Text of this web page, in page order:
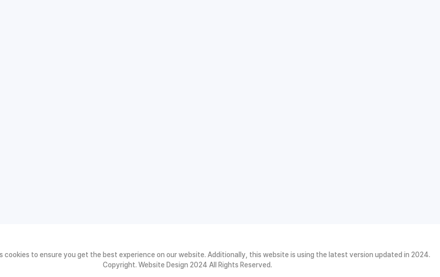
cookies to ensure you get the best experience on our website. Additionally, this website is using the latest version updated in 2024.
Copyright. Website Design 2024 All Rights Reserved.